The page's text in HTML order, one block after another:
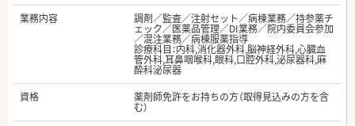
業務内容
調剤／監査／注射セット／病棟業務／持参薬チ
ェック／医薬品管理／DI業務／院内委員会参加
／混注業務／病棟服薬指導
診療科目：内科,消化器外科,脳神経外科,心臓血
管外科,耳鼻咽喉科,眼科,口腔外科,泌尿器科,麻
酔科泌尿器
資格
薬剤師免許をお持ちの方（取得見込みの方を含
む）